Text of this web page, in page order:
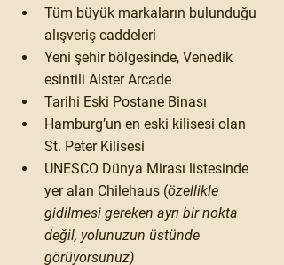
Tüm büyük markaların bulunduğu
alışveriş caddeleri
Yeni şehir bölgesinde, Venedik
esintili Alster Arcade
Tarihi Eski Postane Binası
Hamburg’un en eski kilisesi olan
St. Peter Kilisesi
UNESCO Dünya Mirası listesinde
yer alan Chilehaus (özellikle
gidilmesi gereken ayrı bir nokta
değil, yolunuzun üstünde
görüyorsunuz)